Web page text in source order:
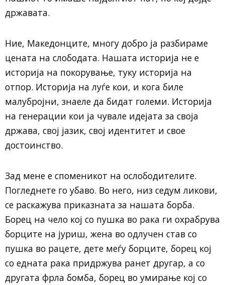
државата.
Ние, Македонците, многу добро ја разбираме
цената на слободата. Нашата историја не е
историја на покорување, туку историја на
отпор. Историја на луѓе кои, и кога биле
малубројни, знаеле да бидат големи. Историја
на генерации кои ја чувале идејата за своја
држава, свој јазик, свој идентитет и свое
достоинство.
Зад мене е споменикот на ослободителите.
Погледнете го убаво. Во него, низ седум ликови,
се раскажува приказната за нашата борба.
Борец на чело кој со пушка во рака ги охрабрува
борците на јуриш, жена во одлучен став со
пушка во рацете, дете меѓу борците, борец кој
со едната рака придржува ранет другар, а со
другата фрла бомба, борец во умирање кој со